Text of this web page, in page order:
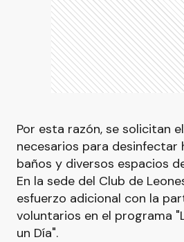
Por esta razón, se solicitan
necesarios para desinfectar
baños y diversos espacios
En la sede del Club de
esfuerzo adicional con la
voluntarios en el programa
un Día".